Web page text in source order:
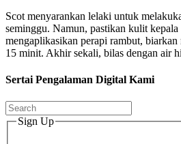
Scot menyarankan lelaki untuk
seminggu. Namun, pastikan kulit kepala
mengaplikasikan perapi rambut, biarkan
15 minit. Akhir sekali, bilas dengan air
Sertai Pengalaman Digital Kami
Sign Up